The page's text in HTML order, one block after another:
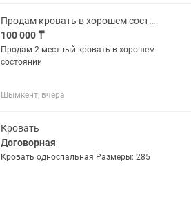
Продам кровать в хорошем состоянии
100 000 ₸
Продам 2 местный кровать в хорошем
состоянии
Шымкент, вчера
Кровать
Договорная
Кровать односпальная Размеры: 285